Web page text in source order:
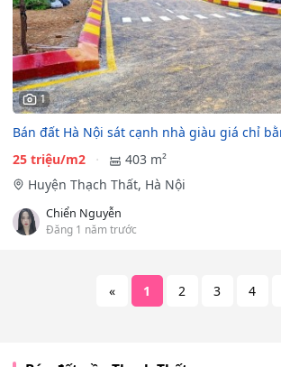
1
Bán đất Hà Nội sát cạnh nhà giàu giá chỉ
25 triệu/m2
403 m²
Huyện Thạch Thất, Hà Nội
Chiển Nguyễn
Đăng 1 năm trước
« 1 2 3 4